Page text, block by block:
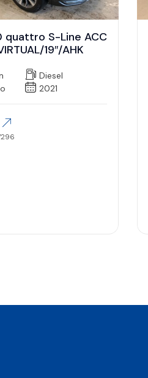
quattro S-Line ACC
19″/AHK
Diesel
2021